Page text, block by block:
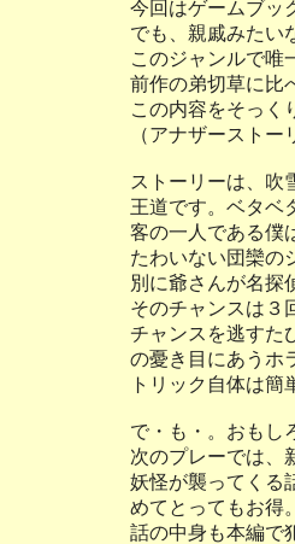
今回はゲームブッ
でも、親戚みたい
このジャンルで唯
前作の弟切草に比
この内容をそっく
（アナザースト
ストーリーは、吹
王道です。ベタベ
客の一人である僕
たわいない団欒の
別に爺さんが名探
そのチャンスは３
チャンスを逃すた
の憂き目にあうホ
トリック自体は
で・も・。おもし
次のプレーでは、
妖怪が襲ってくる
めてとってもお得。
話の中身も本編で